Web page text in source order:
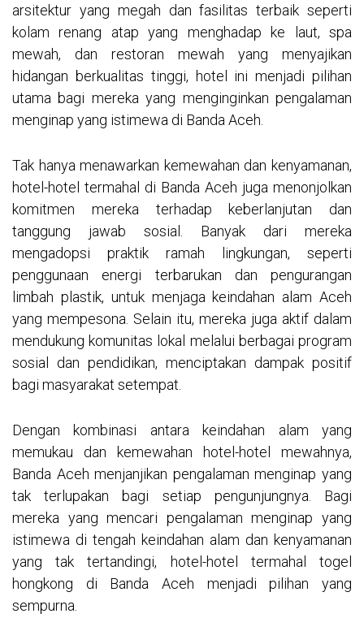
arsitektur yang megah dan fasilitas terbaik seperti
kolam renang atap yang menghadap ke laut, spa
mewah, dan restoran mewah yang menyajikan
hidangan berkualitas tinggi, hotel ini menjadi pilihan
utama bagi mereka yang menginginkan pengalaman
menginap yang istimewa di Banda Aceh.
Tak hanya menawarkan kemewahan dan kenyamanan,
hotel-hotel termahal di Banda Aceh juga menonjolkan
komitmen mereka terhadap keberlanjutan dan
tanggung jawab sosial. Banyak dari mereka
mengadopsi praktik ramah lingkungan, seperti
penggunaan energi terbarukan dan pengurangan
limbah plastik, untuk menjaga keindahan alam Aceh
yang mempesona. Selain itu, mereka juga aktif dalam
mendukung komunitas lokal melalui berbagai program
sosial dan pendidikan, menciptakan dampak positif
bagi masyarakat setempat.
Dengan kombinasi antara keindahan alam yang
memukau dan kemewahan hotel-hotel mewahnya,
Banda Aceh menjanjikan pengalaman menginap yang
tak terlupakan bagi setiap pengunjungnya. Bagi
mereka yang mencari pengalaman menginap yang
istimewa di tengah keindahan alam dan kenyamanan
yang tak tertandingi, hotel-hotel termahal togel
hongkong di Banda Aceh menjadi pilihan yang
sempurna.